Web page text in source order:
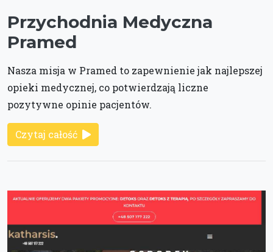
Przychodnia Medyczna
Pramed
Nasza misja w Pramed to zapewnienie jak najlepszej
opieki medycznej, co potwierdzają liczne
pozytywne opinie pacjentów.
Czytaj całość